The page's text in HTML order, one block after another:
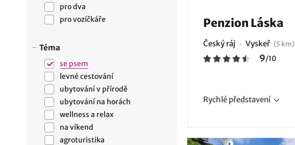
pro dva
pro vozíčkáře
Téma
se psem
levné cestování
ubytování v přírodě
ubytování na horách
wellness a relax
na víkend
agroturistika
Penzion Láska
Český ráj Vyskeř (5 km)
9/10
Rychlé představení